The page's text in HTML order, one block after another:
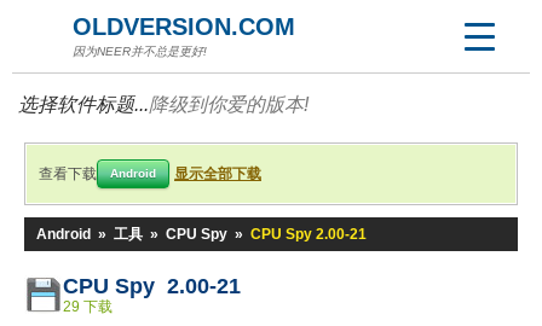
OLDVERSION.COM
因为NEER并不总是更好!
选择软件标题...降级到你爱的版本!
查看下载 Android 显示全部下载
Android » 工具 » CPU Spy » CPU Spy 2.00-21
CPU Spy 2.00-21
29 下载